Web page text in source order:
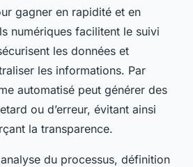
gagner en rapidité et en
numériques facilitent le suivi
les données et
les informations. Par
automatisé peut générer des
ou d’erreur, évitant ainsi
la transparence.
du processus, définition